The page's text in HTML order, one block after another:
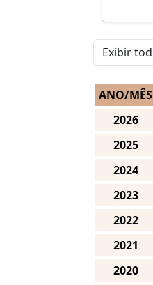
ANO/MÊS
2026
2025
2024
2023
2022
2021
2020